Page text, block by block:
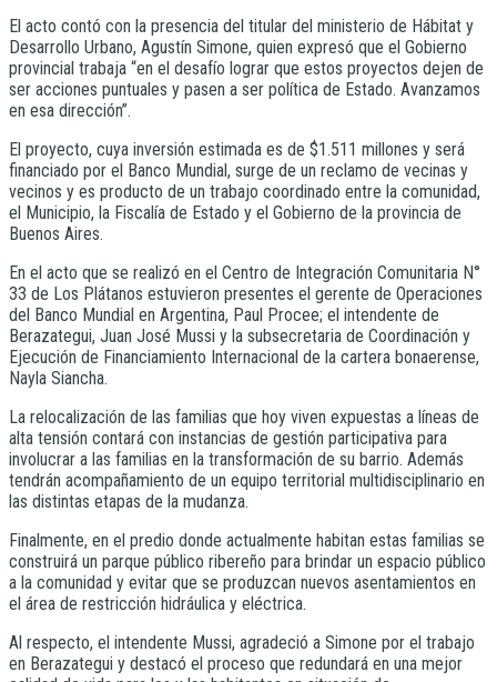
El acto contó con la presencia del titular del ministerio de Hábitat y
Desarrollo Urbano, Agustín Simone, quien expresó que el Gobierno
provincial trabaja “en el desafío lograr que estos proyectos dejen de
ser acciones puntuales y pasen a ser política de Estado. Avanzamos
en esa dirección”.
El proyecto, cuya inversión estimada es de $1.511 millones y será
financiado por el Banco Mundial, surge de un reclamo de vecinas y
vecinos y es producto de un trabajo coordinado entre la comunidad,
el Municipio, la Fiscalía de Estado y el Gobierno de la provincia de
Buenos Aires.
En el acto que se realizó en el Centro de Integración Comunitaria N°
33 de Los Plátanos estuvieron presentes el gerente de Operaciones
del Banco Mundial en Argentina, Paul Procee; el intendente de
Berazategui, Juan José Mussi y la subsecretaria de Coordinación y
Ejecución de Financiamiento Internacional de la cartera bonaerense,
Nayla Siancha.
La relocalización de las familias que hoy viven expuestas a líneas de
alta tensión contará con instancias de gestión participativa para
involucrar a las familias en la transformación de su barrio. Además
tendrán acompañamiento de un equipo territorial multidisciplinario en
las distintas etapas de la mudanza.
Finalmente, en el predio donde actualmente habitan estas familias se
construirá un parque público ribereño para brindar un espacio público
a la comunidad y evitar que se produzcan nuevos asentamientos en
el área de restricción hidráulica y eléctrica.
Al respecto, el intendente Mussi, agradeció a Simone por el trabajo
en Berazategui y destacó el proceso que redundará en una mejor